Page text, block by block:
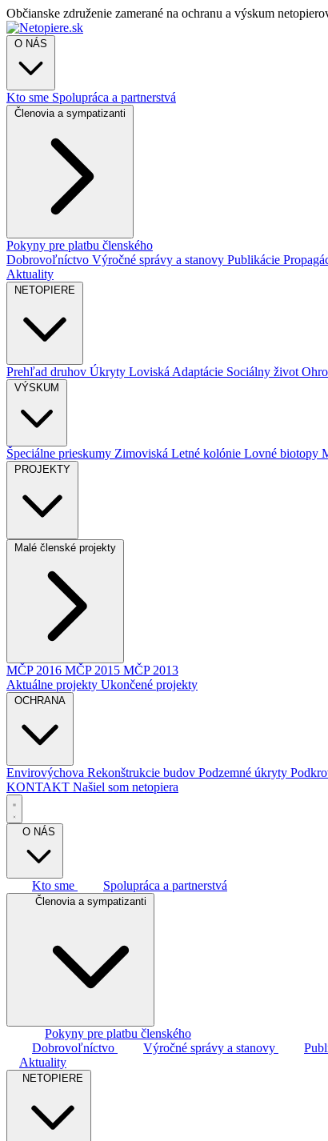
Občianske združenie zamerané na ochranu a výskum
O NÁS
Kto sme Spolupráca a partnerstvá
Členovia a sympatizanti
Pokyny pre platbu členského
Dobrovoľníctvo Výročné správy a stanovy Publikácie
Aktuality
NETOPIERE
Prehľad druhov Úkryty Loviská Adaptácie Sociálny život
VÝSKUM
Špeciálne prieskumy Zimoviská Letné kolónie Lovné biotopy
PROJEKTY
Malé členské projekty
MČP 2016 MČP 2015 MČP 2013
Aktuálne projekty Ukončené projekty
OCHRANA
Envirovýchova Rekonštrukcie budov Podzemné úkryty
KONTAKT Našiel som netopiera
O NÁS
Kto sme Spolupráca a partnerstvá
Členovia a sympatizanti
Pokyny pre platbu členského
Dobrovoľníctvo
Výročné správy a stanovy
Aktuality
NETOPIERE